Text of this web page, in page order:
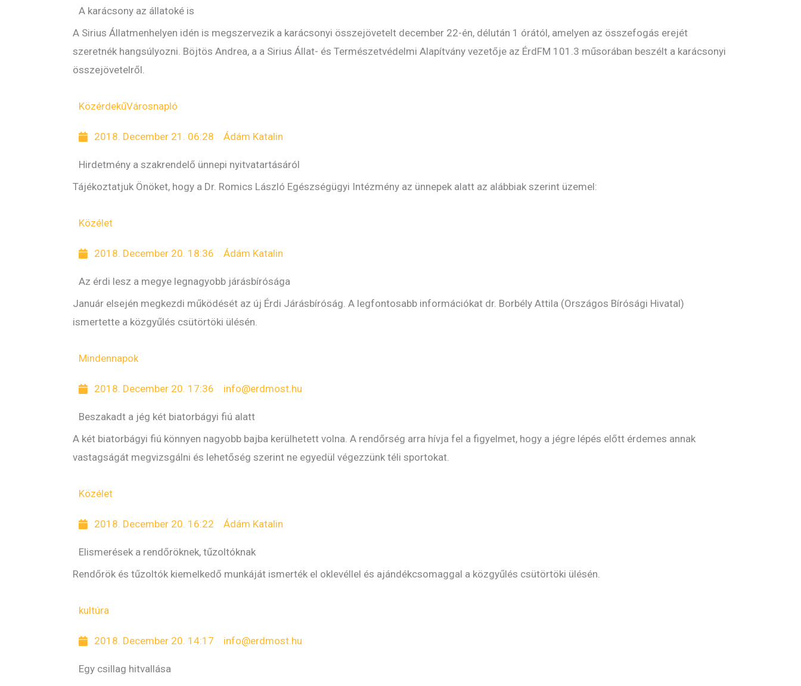
A karácsony az állatoké is
A Sirius Állatmenhelyen idén is megszervezik a karácsonyi összejövetelt december 22-én, délután 1 órától, amelyen az összefogás erejét
szeretnék hangsúlyozni. Böjtös Andrea, a a Sirius Állat- és Természetvédelmi Alapítvány vezetője az ÉrdFM 101.3 műsorában beszélt a karácsonyi
összejövetelről.
KözérdekűVárosnapló
2018. December 21. 06:28 Ádám Katalin
Hirdetmény a szakrendelő ünnepi nyitvatartásáról
Tájékoztatjuk Önöket, hogy a Dr. Romics László Egészségügyi Intézmény az ünnepek alatt az alábbiak szerint üzemel:
Közélet
2018. December 20. 18:36 Ádám Katalin
Az érdi lesz a megye legnagyobb járásbírósága
Január elsején megkezdi működését az új Érdi Járásbíróság. A legfontosabb információkat dr. Borbély Attila (Országos Bírósági Hivatal)
ismertette a közgyűlés csütörtöki ülésén.
Mindennapok
2018. December 20. 17:36 info@erdmost.hu
Beszakadt a jég két biatorbágyi fiú alatt
A két biatorbágyi fiú könnyen nagyobb bajba kerülhetett volna. A rendőrség arra hívja fel a figyelmet, hogy a jégre lépés előtt érdemes annak
vastagságát megvizsgálni és lehetőség szerint ne egyedül végezzünk téli sportokat.
Közélet
2018. December 20. 16:22 Ádám Katalin
Elismerések a rendőröknek, tűzoltóknak
Rendőrök és tűzoltók kiemelkedő munkáját ismerték el oklevéllel és ajándékcsomaggal a közgyűlés csütörtöki ülésén.
kultúra
2018. December 20. 14:17 info@erdmost.hu
Egy csillag hitvallása